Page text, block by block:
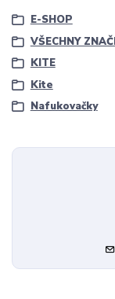
E-SHOP
VŠECHNY
KITE
Kite
Nafukovačky